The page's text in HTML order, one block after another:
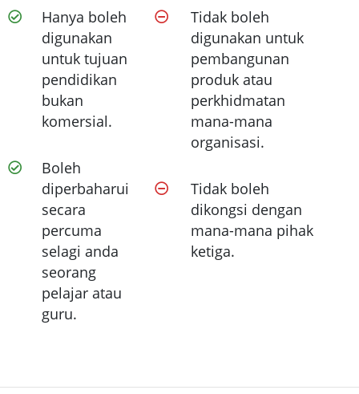
Hanya boleh
digunakan
untuk tujuan
pendidikan
bukan
komersial.
Boleh
diperbaharui
secara
percuma
selagi anda
seorang
pelajar atau
guru.
Tidak boleh
digunakan untuk
pembangunan
produk atau
perkhidmatan
mana-mana
organisasi.
Tidak boleh
dikongsi dengan
mana-mana pihak
ketiga.